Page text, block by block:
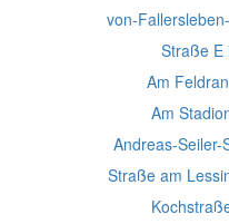
von-
Straße E
Am
Am
Andreas-
Straße am